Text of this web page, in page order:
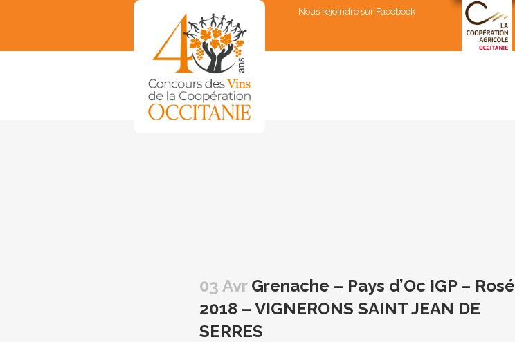
Nous rejoindre sur Facebook
03 AvrGrenache – Pays d’Oc IGP – Rosé
2018 – VIGNERONS SAINT JEAN DE
SERRES